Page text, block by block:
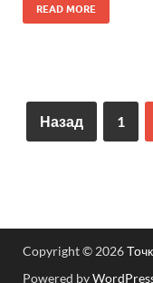
READ MORE
Назад 1
Copyright © 2026
Powered by